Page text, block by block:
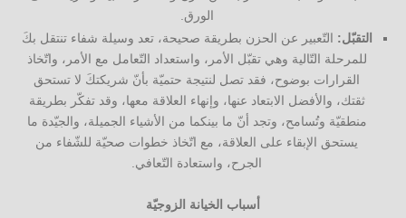
الورق.
التقبّل: التّعبير عن الحزن بطريقة صحيحة، تعد وسيلة شفاء تنتقل بكَ
للمرحلة التّالية وهي تقبّل الأمر، واستعداد التّعامل مع الأمر، واتّخاذ
القرارات بوضوح، فقد تصل لنتيجة حتميّة بأنّ شريكتكَ لا تستحق
ثقتك، والأفضل الابتعاد عنها، وإنهاء العلاقة معها، وقد تفكّر بطريقة
منطقيّة وتُسامح، وتجد أنّ ما بينكما من الأشياء الجميلة، والجيّدة ما
يستحق الإبقاء على العلاقة، مع اتّخاذ خطوات صحيّة للشّفاء من
الجرح، واستعادة التّعافي.
أسباب الخيانة الزوجيّة